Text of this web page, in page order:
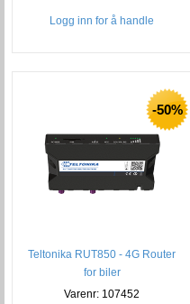
Logg inn for å handle
-50%
Teltonika RUT850 - 4G Router
for biler
Varenr: 107452